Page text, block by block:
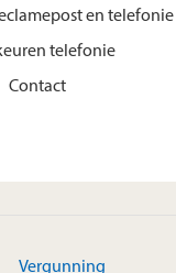
en telefonie
telefonie
Contact
Vergunning